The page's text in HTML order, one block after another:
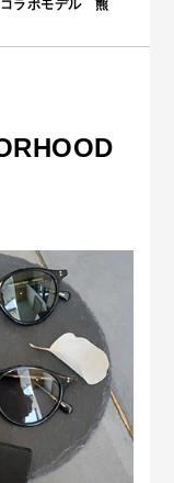
ラボモデル 熊